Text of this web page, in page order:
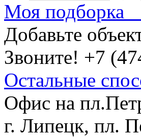
Моя подборка
Добавьте
Звоните! +7
Остальные
Офис на
г. Липецк, пл.